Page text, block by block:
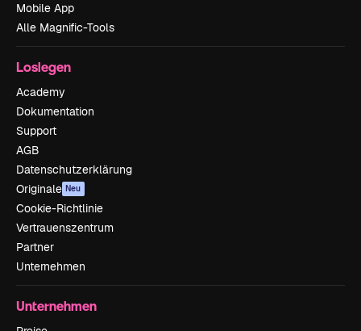
Mobile App
Alle Magnific-Tools
Loslegen
Academy
Dokumentation
Support
AGB
Datenschutzerklärung
Originale Neu
Cookie-Richtlinie
Vertrauenszentrum
Partner
Unternehmen
Unternehmen